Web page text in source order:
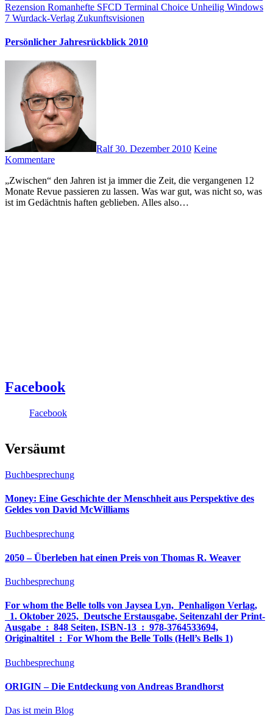
Rezension Romanhefte SFCD Terminal Choice Unheilig Windows
7 Wurdack-Verlag Zukunftsvisionen
Persönlicher Jahresrückblick 2010
Ralf30. Dezember 2010 Keine
Kommentare
„Zwischen“ den Jahren ist ja immer die Zeit, die vergangenen 12
Monate Revue passieren zu lassen. Was war gut, was nicht so, was
ist im Gedächtnis haften geblieben. Alles also…
Facebook
Facebook
Versäumt
Buchbesprechung
Money: Eine Geschichte der Menschheit aus Perspektive des
Geldes von David McWilliams
Buchbesprechung
2050 – Überleben hat einen Preis von Thomas R. Weaver
Buchbesprechung
For whom the Belle tolls von Jaysea Lyn, ‎ Penhaligon Verlag,
‎ 1. Oktober 2025, ‎ Deutsche Erstausgabe, Seitenzahl der Print-
Ausgabe ‏ : ‎ 848 Seiten, ISBN-13 ‏ : ‎ 978-3764533694,
Originaltitel ‏ : ‎ For Whom the Belle Tolls (Hell’s Bells 1)
Buchbesprechung
ORIGIN – Die Entdeckung von Andreas Brandhorst
Das ist mein Blog